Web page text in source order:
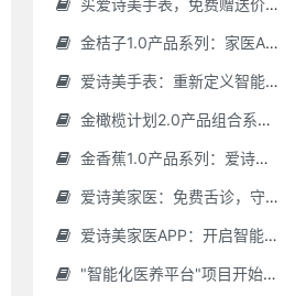
买爱诗美手表，免费赠送价值30000元的数智化门店系统一套（含硬件）
金桔子1.0产品系列：家医AI慢病管理项目全国招募区域合伙人，低投入，高回报，长收益
爱诗美手表：重新定义智能健康管理的“医疗级守护者”
金橄榄计划2.0产品组合系列：健康分布机（健康一体机）+慢病管理系统，可落地在健康小屋，社区服务中心等等
金香蕉1.0产品系列：爱诗美家医健康分布机，健康一体机，社区服务中心，药店，健康小屋都需要
爱诗美家医：免费舌诊，守护您的健康之旅
爱诗美家医APP：开启智能舌诊新时代.舌诊app软件有哪些 好用的舌诊app大全
"智能化医养平台"项目开始招商了，零加盟费，终身自动赚钱